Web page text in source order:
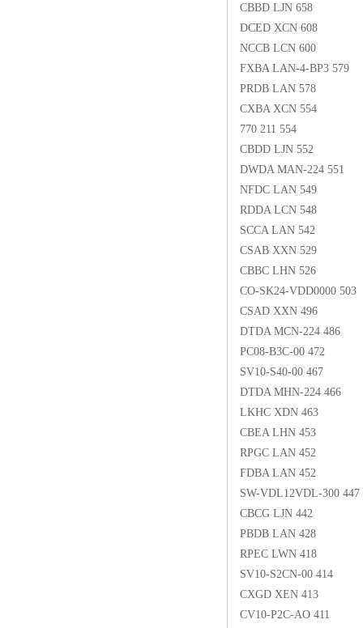
CBBD LJN 658
DCED XCN 608
NCCB LCN 600
FXBA LAN-4-BP3 579
PRDB LAN 578
CXBA XCN 554
770 211 554
CBDD LJN 552
DWDA MAN-224 551
NFDC LAN 549
RDDA LCN 548
SCCA LAN 542
CSAB XXN 529
CBBC LHN 526
CO-SK24-VDD0000 503
CSAD XXN 496
DTDA MCN-224 486
PC08-B3C-00 472
SV10-S40-00 467
DTDA MHN-224 466
LKHC XDN 463
CBEA LHN 453
RPGC LAN 452
FDBA LAN 452
SW-VDL12VDL-300 447
CBCG LJN 442
PBDB LAN 428
RPEC LWN 418
SV10-S2CN-00 414
CXGD XEN 413
CV10-P2C-AO 411